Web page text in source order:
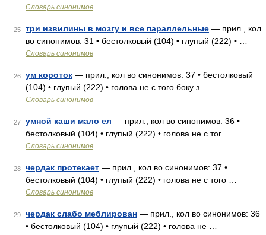
Словарь синонимов
25 три извилины в мозгу и все параллельные — прил., кол
во синонимов: 31 • бестолковый (104) • глупый (222) • …
Словарь синонимов
26 ум короток — прил., кол во синонимов: 37 • бестолковый
(104) • глупый (222) • голова не с того боку з …
Словарь синонимов
27 умной каши мало ел — прил., кол во синонимов: 36 •
бестолковый (104) • глупый (222) • голова не с тог …
Словарь синонимов
28 чердак протекает — прил., кол во синонимов: 37 •
бестолковый (104) • глупый (222) • голова не с того …
Словарь синонимов
29 чердак слабо меблирован — прил., кол во синонимов: 36
• бестолковый (104) • глупый (222) • голова не …